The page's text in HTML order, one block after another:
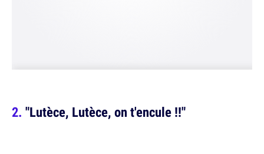
"Lutèce, Lutèce, on t'encule !!"